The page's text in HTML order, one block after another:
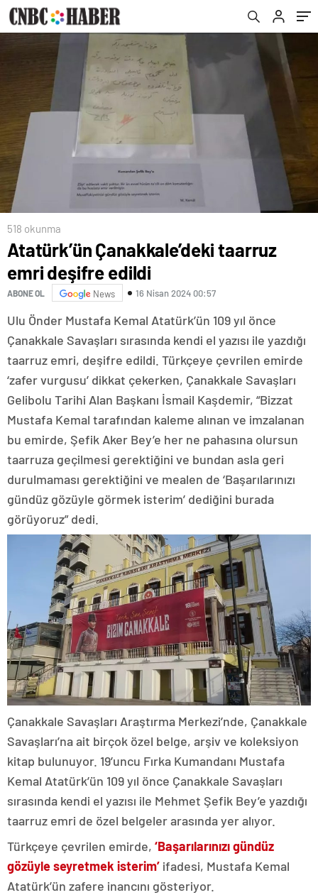
518 okunma
Atatürk’ün Çanakkale’deki taarruz
emri deşifre edildi
ABONE OL News 16 Nisan 2024 00:57
Ulu Önder Mustafa Kemal Atatürk’ün 109 yıl önce
Çanakkale Savaşları sırasında kendi el yazısı ile yazdığı
taarruz emri, deşifre edildi. Türkçeye çevrilen emirde
‘zafer vurgusu’ dikkat çekerken, Çanakkale Savaşları
Gelibolu Tarihi Alan Başkanı İsmail Kaşdemir, “Bizzat
Mustafa Kemal tarafından kaleme alınan ve imzalanan
bu emirde, Şefik Aker Bey’e her ne pahasına olursun
taarruza geçilmesi gerektiğini ve bundan asla geri
durulmaması gerektiğini ve mealen de ‘Başarılarınızı
gündüz gözüyle görmek isterim’ dediğini burada
görüyoruz” dedi.
Çanakkale Savaşları Araştırma Merkezi’nde, Çanakkale
Savaşları’na ait birçok özel belge, arşiv ve koleksiyon
kitap bulunuyor. 19’uncu Fırka Kumandanı Mustafa
Kemal Atatürk’ün 109 yıl önce Çanakkale Savaşları
sırasında kendi el yazısı ile Mehmet Şefik Bey’e yazdığı
taarruz emri de özel belgeler arasında yer alıyor.
Türkçeye çevrilen emirde, ‘Başarılarınızı gündüz
gözüyle seyretmek isterim’ ifadesi, Mustafa Kemal
Atatürk’ün zafere inancını gösteriyor.